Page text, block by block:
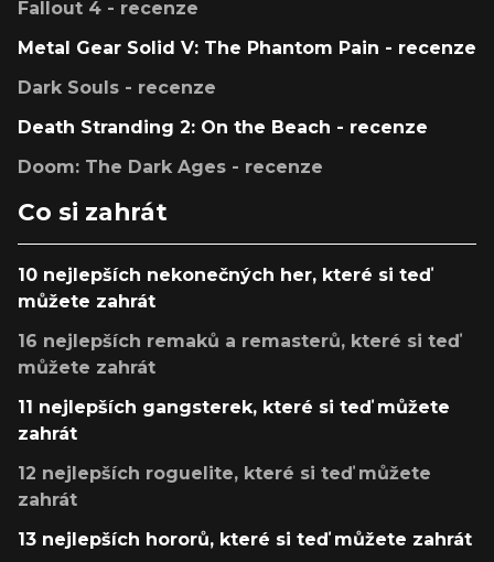
Fallout 4 - recenze
Metal Gear Solid V: The Phantom Pain - recenze
Dark Souls - recenze
Death Stranding 2: On the Beach - recenze
Doom: The Dark Ages - recenze
Co si zahrát
10 nejlepších nekonečných her, které si teď
můžete zahrát
16 nejlepších remaků a remasterů, které si teď
můžete zahrát
11 nejlepších gangsterek, které si teď můžete
zahrát
12 nejlepších roguelite, které si teď můžete
zahrát
13 nejlepších hororů, které si teď můžete zahrát